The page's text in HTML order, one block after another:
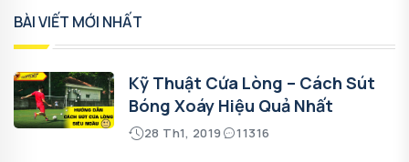
BÀI VIẾT MỚI NHẤT
Kỹ Thuật Cứa Lòng – Cách Sút
Bóng Xoáy Hiệu Quả Nhất
28 Th1, 2019 11316